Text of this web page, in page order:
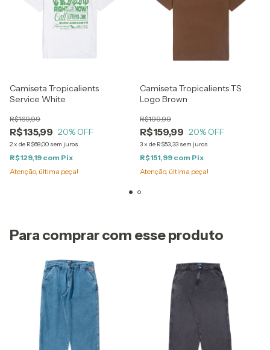
Camiseta Tropicalients
Service White
R$135,99
R$169,99
20% OFF
2x de R$68,00 sem juros
R$129,19 com Pix
Atenção, última peça!
Camiseta Tropicalients TS
Logo Brown
R$159,99
R$199,99
20% OFF
3x de R$53,33 sem juros
R$151,99 com Pix
Atenção, última peça!
Para comprar com esse produto